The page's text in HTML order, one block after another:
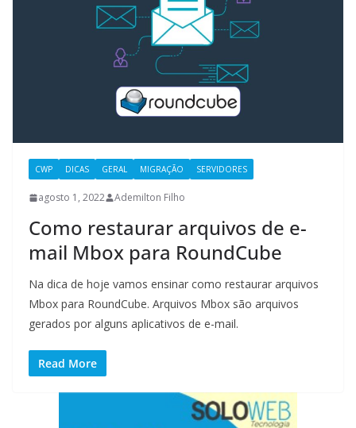
CWP DICAS GERAL MIGRAÇÃO SERVIDORES
agosto 1, 2022 Ademilton Filho
Como restaurar arquivos de e-
mail Mbox para RoundCube
Na dica de hoje vamos ensinar como restaurar arquivos
Mbox para RoundCube. Arquivos Mbox são arquivos
gerados por alguns aplicativos de e-mail.
Read More